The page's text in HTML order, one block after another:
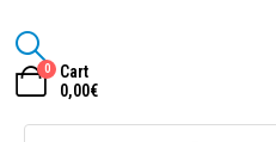
0
Cart
0,00€